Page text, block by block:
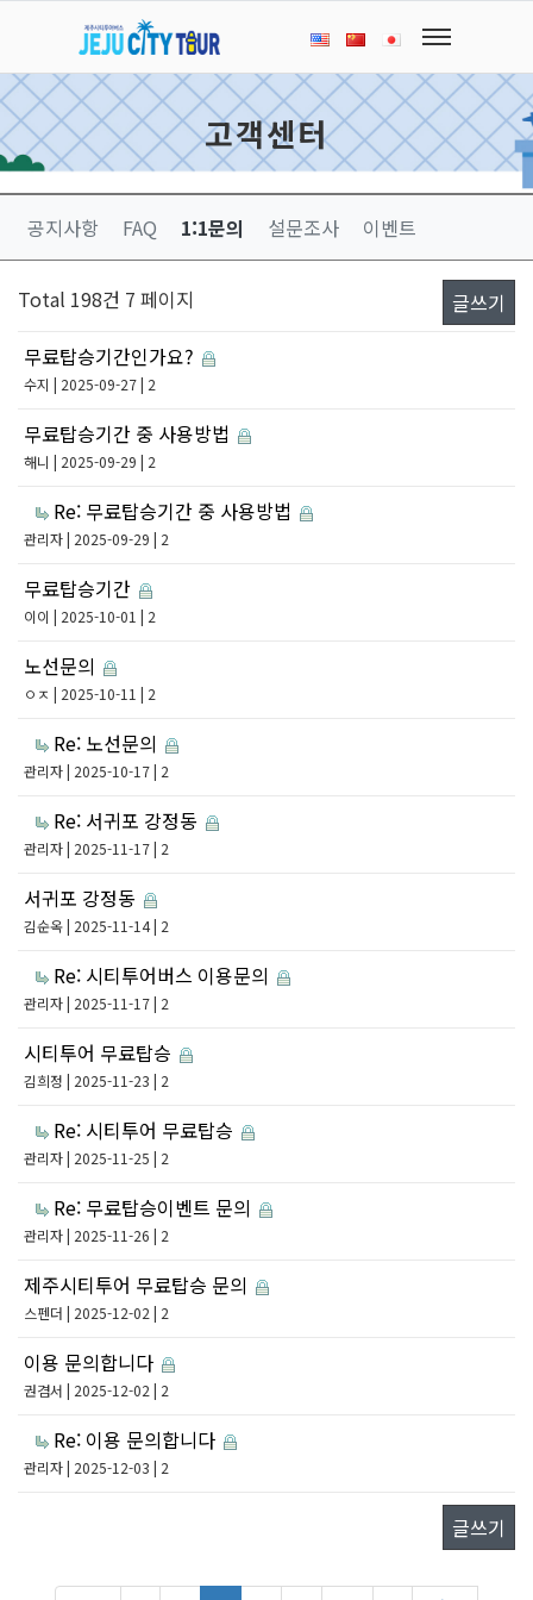
고객센터
공지사항 FAQ 1:1문의 설문조사 이벤트
Total 198건 7 페이지
글쓰기
무료탑승기간인가요?
수지 | 2025-09-27 | 2
무료탑승기간 중 사용방법
해니 | 2025-09-29 | 2
Re: 무료탑승기간 중 사용방법
관리자| 2025-09-29 | 2
무료탑승기간
이이 | 2025-10-01 | 2
노선문의
ㅇㅈ | 2025-10-11 | 2
Re: 노선문의
관리자| 2025-10-17 | 2
Re: 서귀포 강정동
관리자| 2025-11-17 | 2
서귀포 강정동
김순옥| 2025-11-14 | 2
Re: 시티투어버스 이용문의
관리자| 2025-11-17 | 2
시티투어 무료탑승
김희정 | 2025-11-23 | 2
Re: 시티투어 무료탑승
관리자| 2025-11-25 | 2
Re: 무료탑승이벤트 문의
관리자| 2025-11-26 | 2
제주시티투어 무료탑승 문의
스펜더 | 2025-12-02 | 2
이용 문의합니다
권겸서 | 2025-12-02 | 2
Re: 이용 문의합니다
관리자| 2025-12-03 | 2
글쓰기